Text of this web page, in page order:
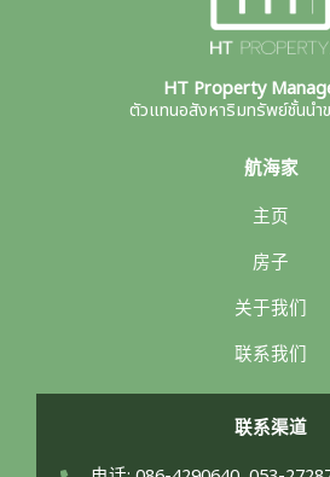
HT Property
ตัวแทนอสังหาริมทรัพย์ชั้นนำ
航海家
主页
房子
关于我们
联系我们
联系渠道